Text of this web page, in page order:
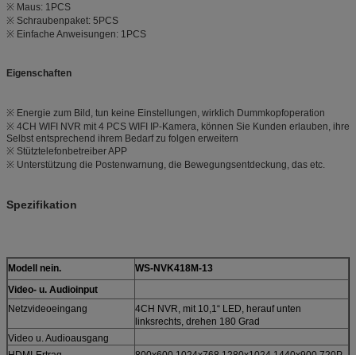
※ Maus: 1PCS
※ Schraubenpaket: 5PCS
※ Einfache Anweisungen: 1PCS
Eigenschaften
※ Energie zum Bild, tun keine Einstellungen, wirklich Dummkopfoperation
※ 4CH WIFI NVR mit 4 PCS WIFI IP-Kamera, können Sie Kunden erlauben, ihre
Selbst entsprechend ihrem Bedarf zu folgen erweitern
※ Stütztelefonbetreiber APP
※ Unterstützung die Postenwarnung, die Bewegungsentdeckung, das etc.
Spezifikation
Modell nein.
WS-NVK418M-13
Video- u. Audioinput
Netzvideoeingang
4CH NVR, mit 10,1“ LED, herauf unten
linksrechts, drehen 180 Grad
Video u. Audioausgang